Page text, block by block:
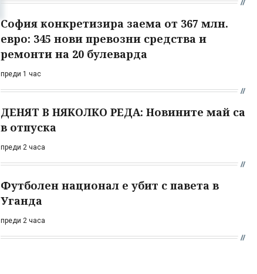
София конкретизира заема от 367 млн.
евро: 345 нови превозни средства и
ремонти на 20 булеварда
преди 1 час
ДЕНЯТ В НЯКОЛКО РЕДА: Новините май са
в отпуска
преди 2 часа
Футболен национал е убит с павета в
Уганда
преди 2 часа